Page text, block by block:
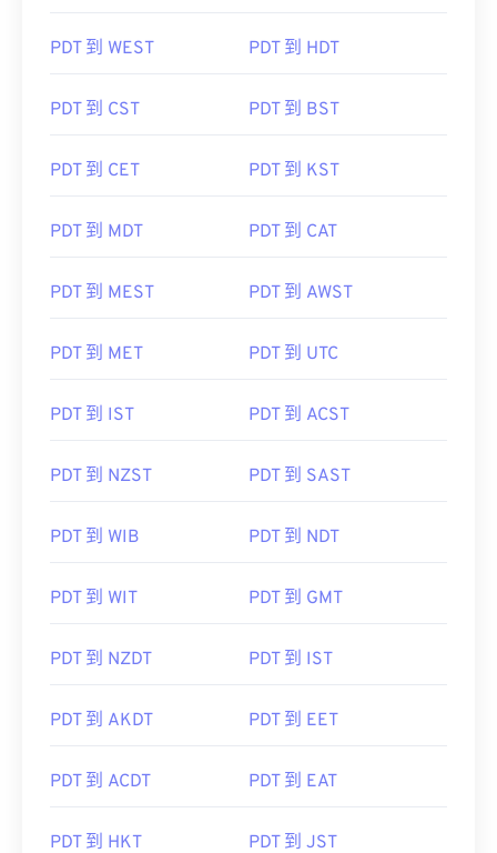
PDT 到 WEST PDT 到 HDT
PDT 到 CST PDT 到 BST
PDT 到 CET PDT 到 KST
PDT 到 MDT PDT 到 CAT
PDT 到 MEST PDT 到 AWST
PDT 到 MET PDT 到 UTC
PDT 到 IST PDT 到 ACST
PDT 到 NZST PDT 到 SAST
PDT 到 WIB PDT 到 NDT
PDT 到 WIT PDT 到 GMT
PDT 到 NZDT PDT 到 IST
PDT 到 AKDT PDT 到 EET
PDT 到 ACDT PDT 到 EAT
PDT 到 HKT PDT 到 JST